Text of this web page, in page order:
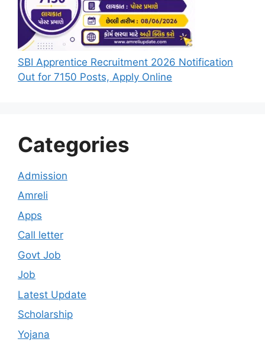
SBI Apprentice Recruitment 2026 Notification
Out for 7150 Posts, Apply Online
Categories
Admission
Amreli
Apps
Call letter
Govt Job
Job
Latest Update
Scholarship
Yojana